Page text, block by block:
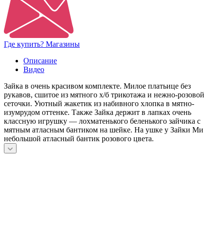
Где купить? Магазины
Описание
Видео
Зайка в очень красивом комплекте. Милое платьице без
рукавов, сшитое из мятного х/б трикотажа и нежно-розовой
сеточки. Уютный жакетик из набивного хлопка в мятно-
изумрудом оттенке. Также Зайка держит в лапках очень
классную игрушку — лохматенького беленького зайчика с
мятным атласным бантиком на шейке. На ушке у Зайки Ми
небольшой атласный бантик розового цвета.